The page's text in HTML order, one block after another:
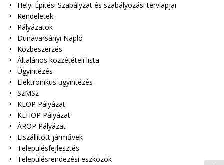
Helyi Építési Szabályzat és szabályozási tervlapjai
Rendeletek
Pályázatok
Dunavarsányi Napló
Közbeszerzés
Általános közzétételi lista
Ügyintézés
Elektronikus ügyintézés
SzMSz
KEOP Pályázat
KEHOP Pályázat
ÁROP Pályázat
Elszállított járművek
Településfejlesztés
Településrendezési eszközök